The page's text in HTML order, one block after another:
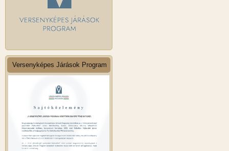
Versenyképes Járások Program